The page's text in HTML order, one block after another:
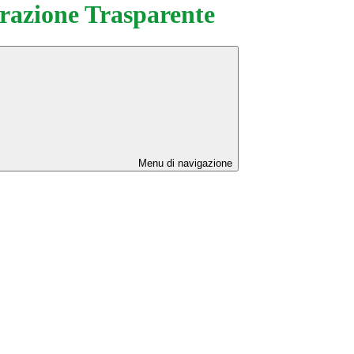
Trasparente
Menu di navigazione